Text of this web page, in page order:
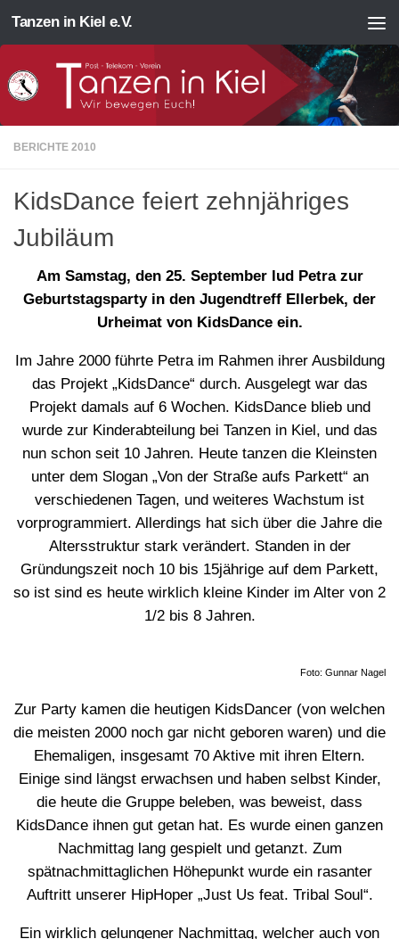
Zum Inhalt springen
Tanzen in Kiel e.V.
BERICHTE 2010
KidsDance feiert zehnjähriges
Jubiläum
Am Samstag, den 25. September lud Petra zur
Geburtstagsparty in den Jugendtreff Ellerbek, der
Urheimat von KidsDanceein.
Im Jahre 2000 führte Petra im Rahmen ihrer Ausbildung
das Projekt „KidsDance“ durch. Ausgelegt war das
Projekt damals auf 6 Wochen. KidsDance blieb und
wurde zur Kinderabteilung bei Tanzen in Kiel, und das
nun schon seit 10 Jahren. Heute tanzen die Kleinsten
unter dem Slogan „Von der Straße aufs Parkett“ an
verschiedenen Tagen, und weiteres Wachstum ist
vorprogrammiert. Allerdings hat sich über die Jahre die
Altersstruktur stark verändert. Standen in der
Gründungszeit noch 10 bis 15jährige auf dem Parkett,
so ist sind es heute wirklich kleine Kinder im Alter von 2
1/2 bis 8 Jahren.
Foto: Gunnar Nagel
Zur Party kamen die heutigen KidsDancer (von welchen
die meisten 2000 noch gar nicht geboren waren) und die
Ehemaligen, insgesamt 70 Aktive mit ihren Eltern.
Einige sind längst erwachsen und haben selbst Kinder,
die heute die Gruppe beleben, was beweist, dass
KidsDance ihnen gut getan hat. Es wurde einen ganzen
Nachmittag lang gespielt und getanzt. Zum
spätnachmittaglichen Höhepunkt wurde ein rasanter
Auftritt unserer HipHoper „Just Us feat. Tribal Soul“.
Ein wirklich gelungener Nachmittag, welcher auch von